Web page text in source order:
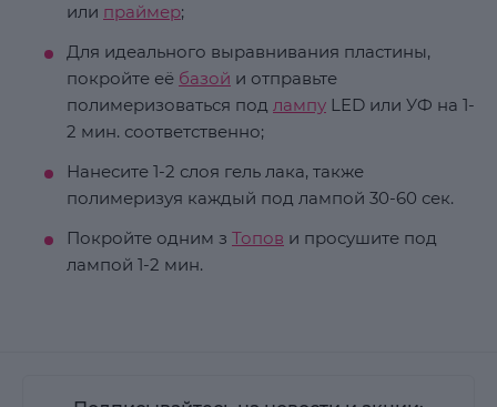
или праймер;
Для идеального выравнивания пластины,
покройте её базой и отправьте
полимеризоваться под лампу LED или УФ на 1-
2 мин. соответственно;
Нанесите 1-2 слоя гель лака, также
полимеризуя каждый под лампой 30-60 сек.
Покройте одним з Топов и просушите под
лампой 1-2 мин.